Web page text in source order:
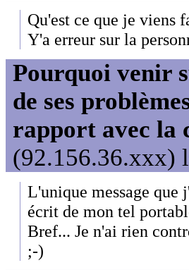
Qu'est ce que je viens
Y'a erreur sur la
Pourquoi venir
de ses
rapport avec la
(92.156.36.xxx)
L'unique message que
écrit de mon tel
Bref... Je n'ai rien
;-)